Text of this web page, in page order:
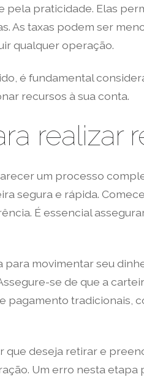
pela praticidade. Elas
As taxas podem ser
qualquer operação.
é fundamental
recursos à sua conta.
realizar
um processo
segura e rápida.
É essencial
movimentar seu
se de que a
pagamento tradicionais,
deseja retirar e
Um erro nesta